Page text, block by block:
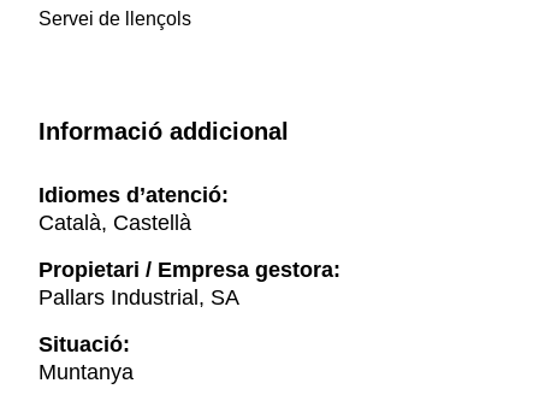
Servei de llençols
Informació addicional
Idiomes d’atenció:
Català, Castellà
Propietari / Empresa gestora:
Pallars Industrial, SA
Situació:
Muntanya